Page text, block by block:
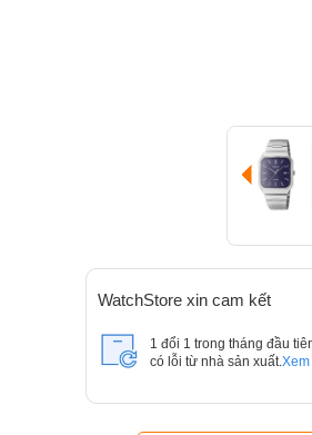
WatchStore xin cam kết
1 đổi 1 trong tháng đầu
có lỗi từ nhà sản xuất. Xem